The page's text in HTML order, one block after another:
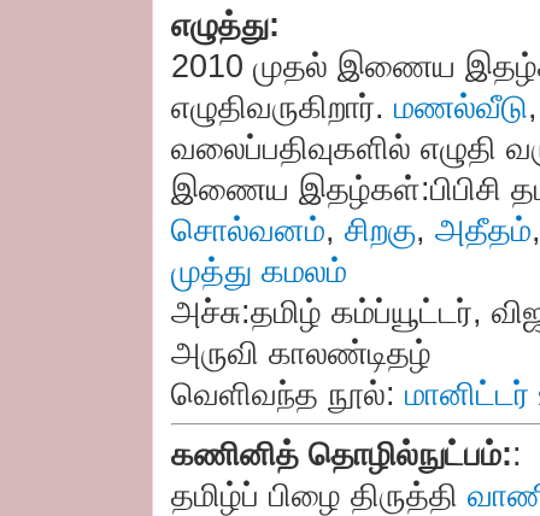
எழுத்து:
2010 முதல் இணைய
எழுதிவருகிறார். மணல்வீடு
வலைப்பதிவுகளில் எழுதி
இணைய இதழ்கள்:பிபிசி
சொல்வனம், சிறகு, அதீதம்
முத்து கமலம்
அச்சு:தமிழ் கம்ப்யூட்டர்,
அருவி காலண்டிதழ்
வெளிவந்த நூல்:
கணினித் தொழில்நுட்பம்::
தமிழ்ப் பிழை திருத்தி